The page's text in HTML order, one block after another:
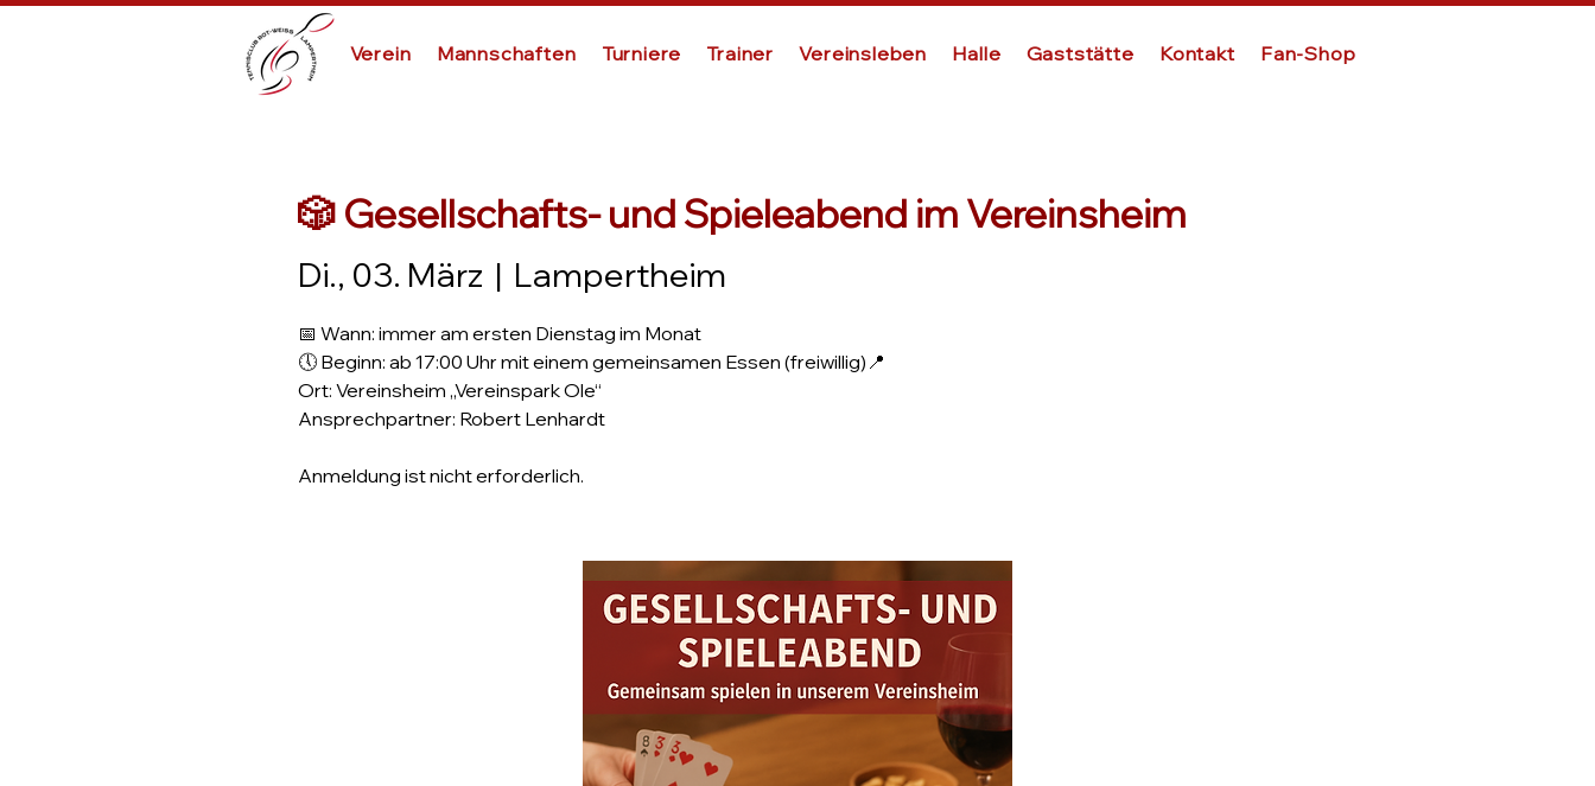
Verein Mannschaften Turniere Trainer Vereinsleben Halle Gaststätte Kontakt Fan-Shop
🎲 Gesellschafts- und Spieleabend im Vereinsheim
Di., 03. März
  |
Lampertheim
📅 Wann: immer am ersten Dienstag im Monat
🕔 Beginn: ab 17:00 Uhr mit einem gemeinsamen Essen (freiwillig)📍
Ort: Vereinsheim „Vereinspark Ole“
Ansprechpartner: Robert Lenhardt
Anmeldung ist nicht erforderlich.